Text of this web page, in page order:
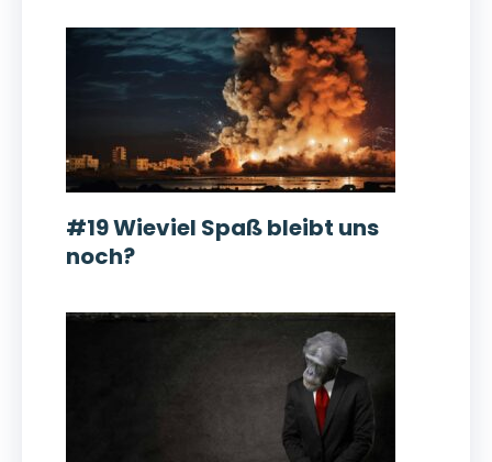
#19 Wieviel Spaß bleibt uns
noch?